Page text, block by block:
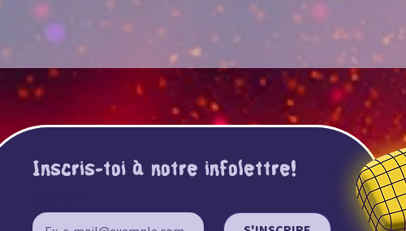
Inscris-toi à notre infolettre!